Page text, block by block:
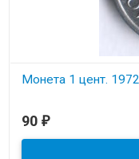
Монета 1 цент.
90 ₽